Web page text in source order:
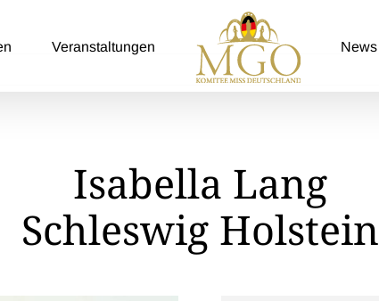
Veranstaltungen News
Isabella Lang
Schleswig Holstein